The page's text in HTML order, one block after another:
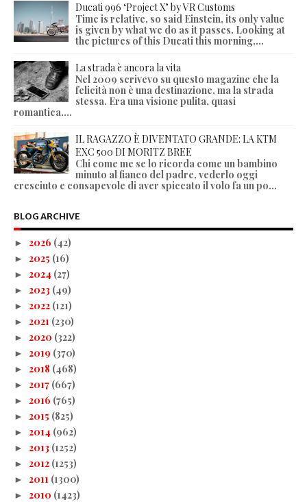
Ducati 996 ‘Project X’ by VR Customs
Time is relative, so said Einstein, its only value
is given by what we do as it passes. Looking at
the pictures of this Ducati this morning,...
La strada è ancora la vita
Nel 2009 scrivevo su questo magazine che la
felicità non è una destinazione, ma la strada
stessa. Era una visione pulita, quasi
romantica....
IL RAGAZZO È DIVENTATO GRANDE: LA KTM
EXC 500 DI MORITZ BREE
Chi come me se lo ricorda come un bambino
minuto al fianco del padre, vederlo oggi
cresciuto e consapevole di aver spiccato il volo fa un po...
BLOG ARCHIVE
► 2026 (42)
► 2025 (16)
► 2024 (27)
► 2023 (49)
► 2022 (121)
► 2021 (230)
► 2020 (322)
► 2019 (370)
► 2018 (468)
► 2017 (667)
► 2016 (765)
► 2015 (825)
► 2014 (962)
► 2013 (1252)
► 2012 (1253)
► 2011 (1300)
► 2010 (1423)